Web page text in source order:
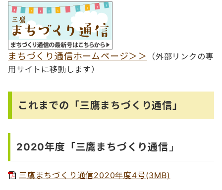
まちづくり通信ホームページ＞＞
（外部リンクの専
用サイトに移動します）
これまでの「三鷹まちづくり通信」
2020年度「三鷹まちづくり通信」
三鷹まちづくり通信2020年度4号(3MB)